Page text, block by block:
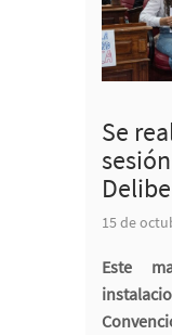
Se
15 de
Este